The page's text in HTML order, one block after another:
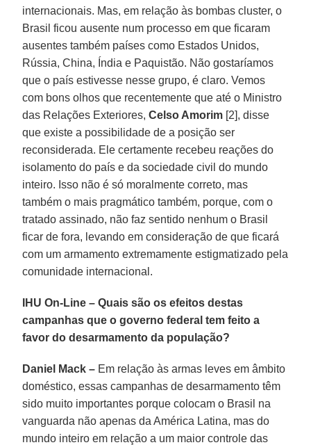
internacionais. Mas, em relação às bombas cluster, o
Brasil ficou ausente num processo em que ficaram
ausentes também países como Estados Unidos,
Rússia, China, Índia e Paquistão. Não gostaríamos
que o país estivesse nesse grupo, é claro. Vemos
com bons olhos que recentemente que até o Ministro
das Relações Exteriores,Celso Amorim [2], disse
que existe a possibilidade de a posição ser
reconsiderada. Ele certamente recebeu reações do
isolamento do país e da sociedade civil do mundo
inteiro. Isso não é só moralmente correto, mas
também o mais pragmático também, porque, com o
tratado assinado, não faz sentido nenhum o Brasil
ficar de fora, levando em consideração de que ficará
com um armamento extremamente estigmatizado pela
comunidade internacional.
IHU On-Line – Quais são os efeitos destas
campanhas que o governo federal tem feito a
favor do desarmamento da população?
Daniel Mack – Em relação às armas leves em âmbito
doméstico, essas campanhas de desarmamento têm
sido muito importantes porque colocam o Brasil na
vanguarda não apenas da América Latina, mas do
mundo inteiro em relação a um maior controle das